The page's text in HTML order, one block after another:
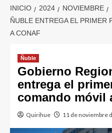
INICIO 2024 NOVIEMBRE
ÑUBLE ENTREGA EL PRIMER
A CONAF
Ñuble
Gobierno
entrega el
comando móvil
Quirihue 11 de noviembre